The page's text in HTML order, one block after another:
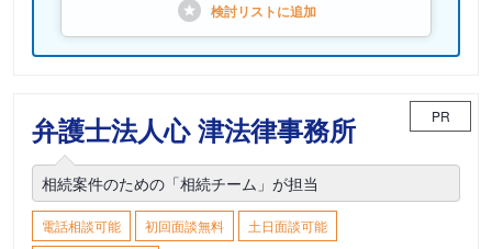
検討リストに追加
弁護士法人心 津法律事務所 PR
相続案件のための「相続チーム」が担当
電話相談可能 初回面談無料 土日面談可能